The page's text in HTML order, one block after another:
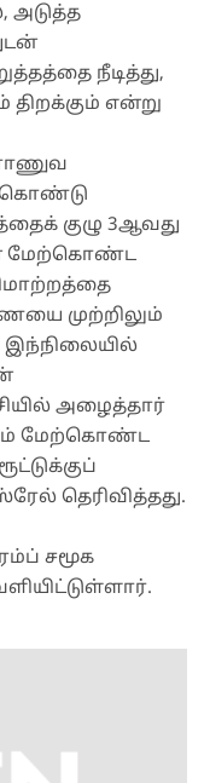
அடுத்த
நீடித்து,
என்று
குழு 3ஆவது
மேற்கொண்ட
முற்றிலும்
இந்நிலையில்
அழைத்தார்
மேற்கொண்ட
தெரிவித்தது.
சமூக